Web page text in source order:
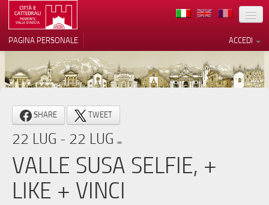
TERRITORIO
ARCHITETTURE
MUSEI
ITINERARI
EVENTI
ACCEDI
PAGINA PERSONALE
SHARE TWEET
22 LUG - 22 LUG
VALLE SUSA SELFIE, +
LIKE + VINCI
Informativa sulla raccolta
Le tue preferenze relative alla